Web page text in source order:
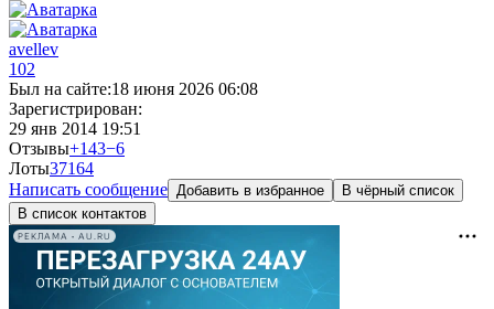
avellev
102
Был на сайте:18 июня 2026 06:08
Зарегистрирован:
29 янв 2014 19:51
Отзывы+143−6
Лоты37164
Написать сообщение Добавить в избранное
В чёрный список
В список контактов
РЕКЛАМА • AU.RU